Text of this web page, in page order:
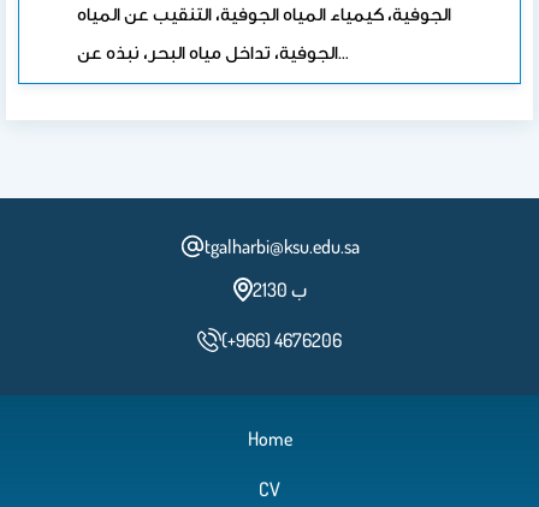
الجوفية، كيمياء المياه الجوفية، التنقيب عن المياه
الجوفية، تداخل مياه البحر، نبذه عن…
tgalharbi@ksu.edu.sa
2ب 130
(+966) 4676206
Home
CV